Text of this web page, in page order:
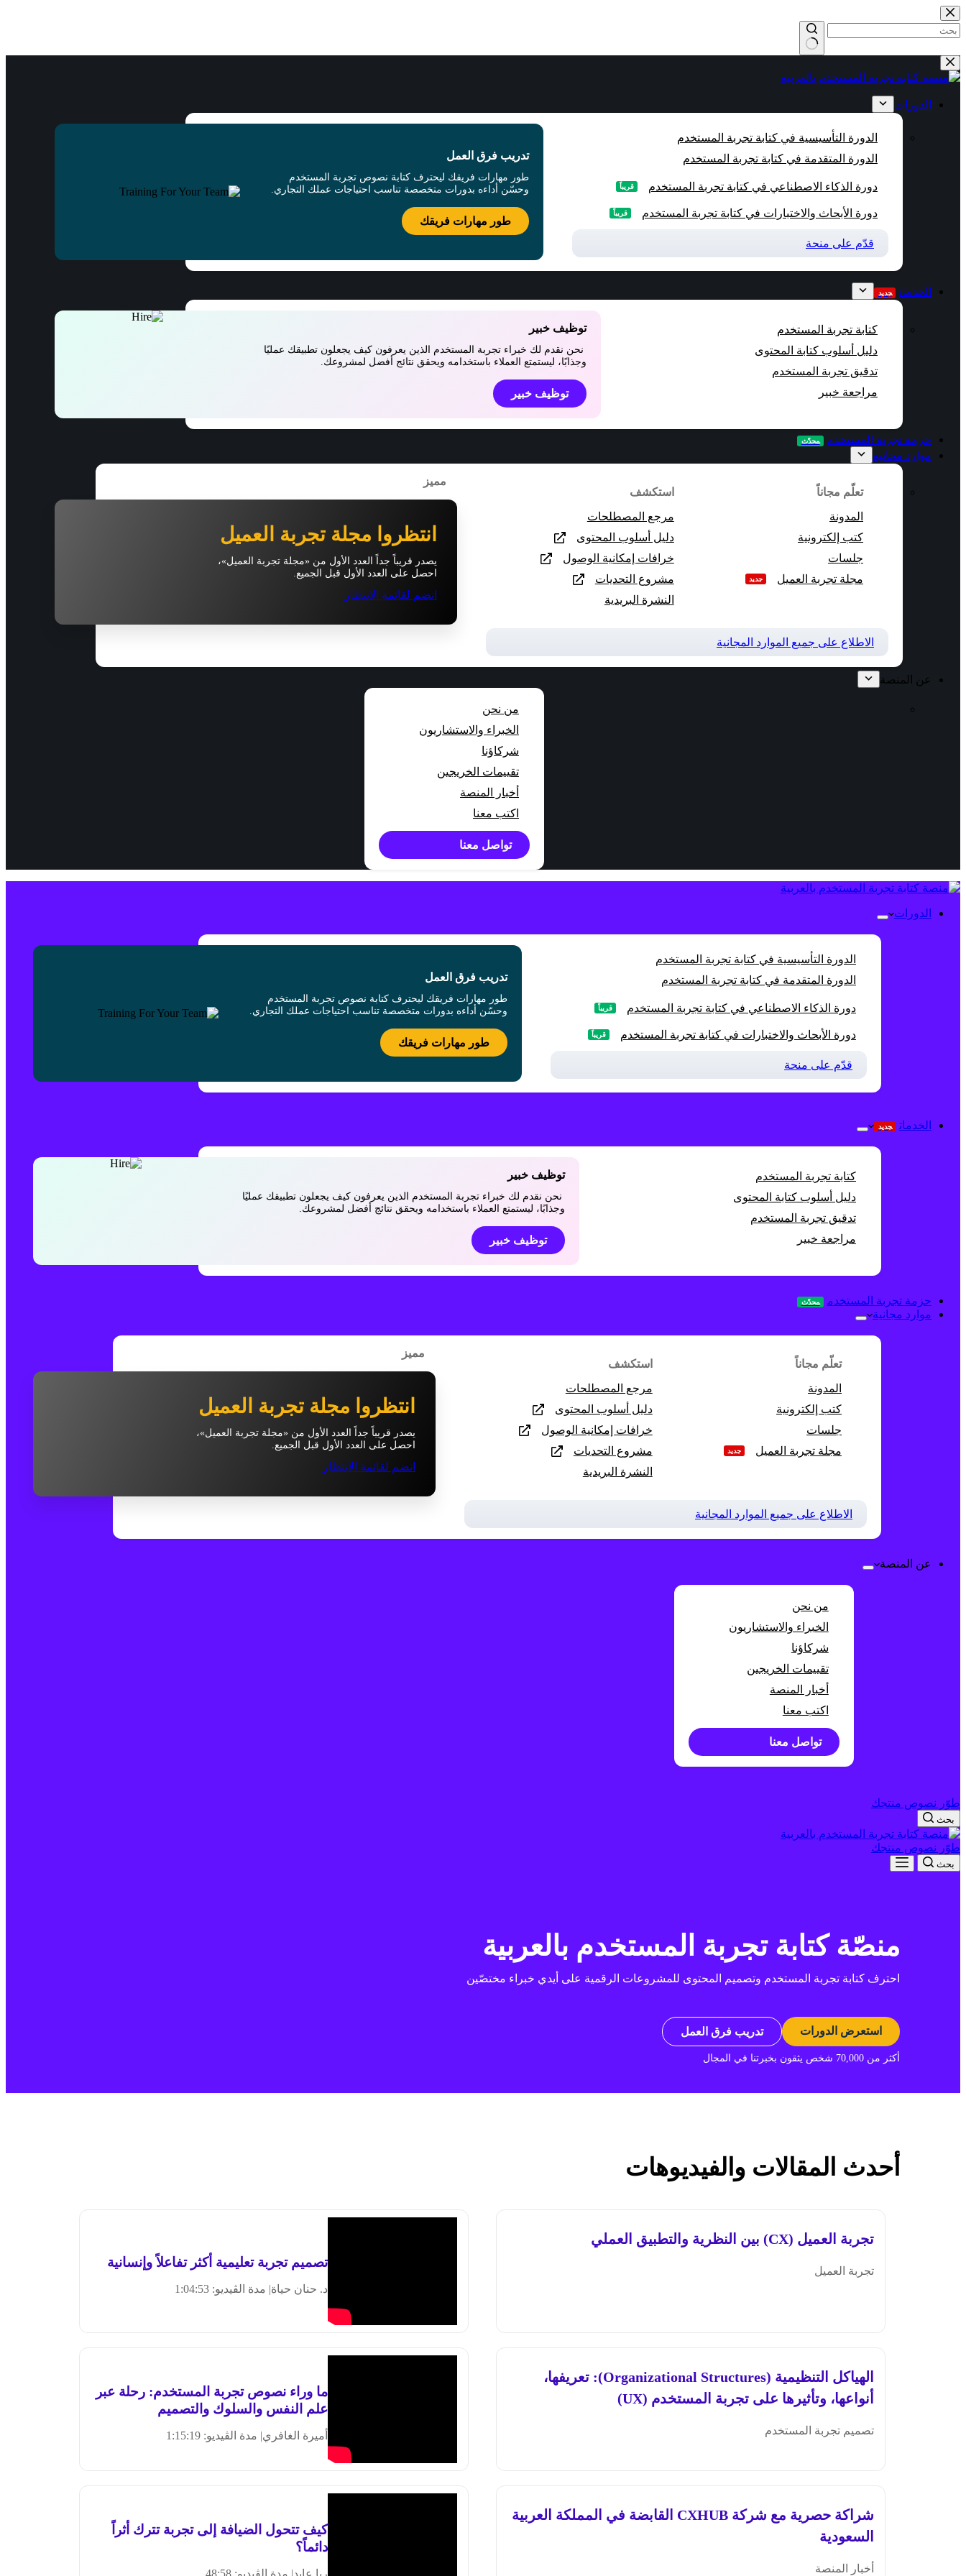
التجاوز
إلى
المحتوى
توجد
الدورات
الدورة التأسيسية في كتابة تجربة المستخدم
الدورة المتقدمة في كتابة تجربة المستخدم
دورة الذكاء الاصطناعي في كتابة تجربة المستخدم قريباً
دورة الأبحاث والاختبارات في كتابة تجربة المستخدم قريباً
قدّم على منحة
تدريب فرق العمل
طور مهارات فريقك ليحترف كتابة نصوص تجربة المستخدم
وحسّن أداءه بدورات متخصصة تناسب احتياجات عملك التجاري.
طور مهارات فريقك
الخدمات جديد
كتابة تجربة المستخدم
دليل أسلوب كتابة المحتوى
تدقيق تجربة المستخدم
مراجعة خبير
توظيف خبير
نحن نقدم لك خبراء تجربة المستخدم الذين يعرفون كيف يجعلون تطبيقك عمليًا
وجذابًا، ليستمتع العملاء باستخدامه ويحقق نتائج أفضل لمشروعك.
توظيف خبير
حزمة تجربة المستخدم محدّث
موارد مجانية
تعلّم مجاناً
المدونة
كتب إلكترونية
جلسات
مجلة تجربة العميل
جديد
استكشف
مرجع المصطلحات
دليل أسلوب المحتوى
خرافات إمكانية الوصول
مشروع التحديات
النشرة البريدية
الاطلاع على جميع الموارد المجانية
مميز
انتظروا مجلة تجربة العميل
يصدر قريباً جداً العدد الأول من «مجلة تجربة العميل»،
احصل على العدد الأول قبل الجميع.
انضم لقائمة الانتظار
عن المنصة
من نحن
الخبراء والاستشاريون
شركاؤنا
تقييمات الخريجين
أخبار المنصة
اكتب معنا
تواصل معنا
الدورات
الدورة التأسيسية في كتابة تجربة المستخدم
الدورة المتقدمة في كتابة تجربة المستخدم
دورة الذكاء الاصطناعي في كتابة تجربة المستخدم قريباً
دورة الأبحاث والاختبارات في كتابة تجربة المستخدم قريباً
قدّم على منحة
تدريب فرق العمل
طور مهارات فريقك ليحترف كتابة نصوص تجربة المستخدم
وحسّن أداءه بدورات متخصصة تناسب احتياجات عملك التجاري.
طور مهارات فريقك
الخدمات جديد
كتابة تجربة المستخدم
دليل أسلوب كتابة المحتوى
تدقيق تجربة المستخدم
مراجعة خبير
توظيف خبير
نحن نقدم لك خبراء تجربة المستخدم الذين يعرفون كيف يجعلون تطبيقك عمليًا
وجذابًا، ليستمتع العملاء باستخدامه ويحقق نتائج أفضل لمشروعك.
توظيف خبير
حزمة تجربة المستخدم محدّث
موارد مجانية
تعلّم مجاناً
المدونة
كتب إلكترونية
جلسات
مجلة تجربة العميل
جديد
استكشف
مرجع المصطلحات
دليل أسلوب المحتوى
خرافات إمكانية الوصول
مشروع التحديات
النشرة البريدية
الاطلاع على جميع الموارد المجانية
مميز
انتظروا مجلة تجربة العميل
يصدر قريباً جداً العدد الأول من «مجلة تجربة العميل»،
احصل على العدد الأول قبل الجميع.
انضم لقائمة الانتظار
عن المنصة
من نحن
الخبراء والاستشاريون
شركاؤنا
تقييمات الخريجين
أخبار المنصة
اكتب معنا
تواصل معنا
طوّر نصوص منتجك
بحث
طوّر نصوص منتجك
بحث
منصّة كتابة تجربة المستخدم بالعربية
احترف كتابة تجربة المستخدم وتصميم المحتوى للمشروعات الرقمية على أيدي خبراء مختصّين
استعرض الدورات تدريب فرق العمل
أكثر من 70,000 شخص يثقون بخبرتنا في المجال
أحدث المقالات والفيديوهات
تجربة العميل (CX) بين النظرية والتطبيق العملي
تجربة العميل
الهياكل التنظيمية (Organizational Structures): تعريفها،
أنواعها، وتأثيرها على تجربة المستخدم (UX)
تصميم تجربة المستخدم
شراكة حصرية مع شركة CXHUB القابضة في المملكة العربية
السعودية
أخبار المنصة
تصميم تجربة تعليمية أكثر تفاعلاً وإنسانية
د. حنان حياة| مدة الڤيديو: 1:04:53
ما وراء نصوص تجربة المستخدم: رحلة عبر
علم النفس والسلوك والتصميم
أميرة الغافري| مدة الڤيديو: 1:15:19
كيف تتحول الضيافة إلى تجربة تترك أثراً
دائماً؟